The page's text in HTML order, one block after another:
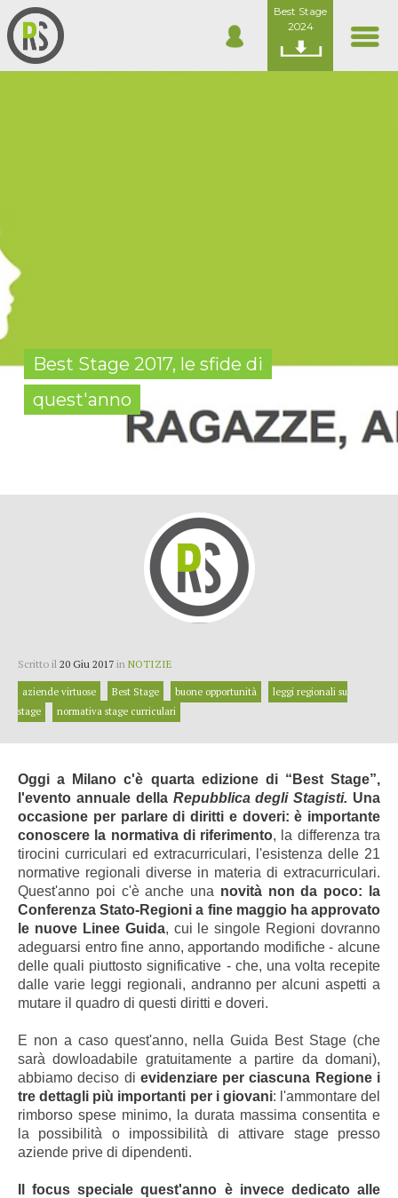
Best Stage
2024
Best Stage 2017, le sfide di
quest'anno
Scritto il 20 Giu 2017 in NOTIZIE
aziende virtuose Best Stage buone opportunità
leggi regionali su
stage
normativa stage curriculari
Oggi a Milano c'è quarta edizione di “Best Stage”,
l'evento annuale della Repubblica degli Stagisti. Una
occasione per parlare di diritti e doveri: è importante
conoscere la normativa di riferimento, la differenza tra
tirocini curriculari ed extracurriculari, l'esistenza delle 21
normative regionali diverse in materia di extracurriculari.
Quest'anno poi c'è anche una novità non da poco: la
Conferenza Stato-Regioni a fine maggio ha approvato
le nuove Linee Guida, cui le singole Regioni dovranno
adeguarsi entro fine anno, apportando modifiche - alcune
delle quali piuttosto significative - che, una volta recepite
dalle varie leggi regionali, andranno per alcuni aspetti a
mutare il quadro di questi diritti e doveri.
E non a caso quest'anno, nella Guida Best Stage (che
sarà dowloadabile gratuitamente a partire da domani),
abbiamo deciso di evidenziare per ciascuna Regione i
tre dettagli più importanti per i giovani: l'ammontare del
rimborso spese minimo, la durata massima consentita e
la possibilità o impossibilità di attivare stage presso
aziende prive di dipendenti.
Il focus speciale quest'anno è invece dedicato alle